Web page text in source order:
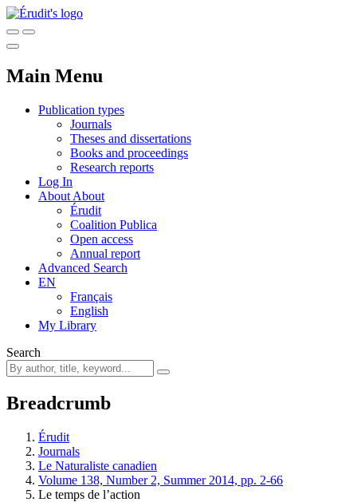
Main Menu
Publication types
Journals
Theses and dissertations
Books and proceedings
Research reports
Log In
About About
Érudit
Coalition Publica
Open access
Annual report
Advanced Search
EN
Français
English
My Library
Search
Breadcrumb
Érudit
Journals
Le Naturaliste canadien
Volume 138, Number 2, Summer 2014, pp. 2-66
Le temps de l’action